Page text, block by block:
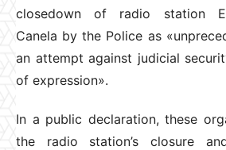
closedown of radio station
Canela by the Police as
an attempt against judicial
of expression».
In a public declaration, these
the radio station’s closure